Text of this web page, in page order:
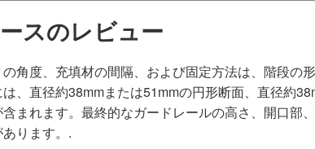
スのレビュー
角度、充填材の間隔、および固定方法は、階段の
、直径約38mmまたは51mmの円形断面、直径約
まれます。最終的なガードレールの高さ、開口部
ります。.